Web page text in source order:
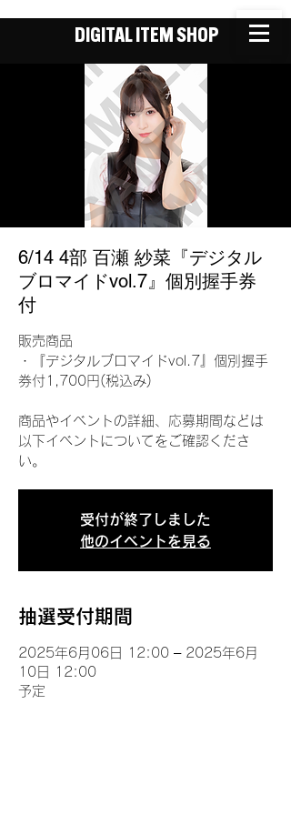
DIGITAL ITEM SHOP
6/14 4部 百瀬 紗菜『デジタル
ブロマイドvol.7』個別握手券
付
販売商品
・『デジタルブロマイドvol.7』個別握手
券付1,700円(税込み)
商品やイベントの詳細、応募期間などは
以下イベントについてをご確認くださ
い。
受付が終了しました
他のイベントを見る
抽選受付期間
2025年6月06日 12:00 – 2025年6月
10日 12:00
予定